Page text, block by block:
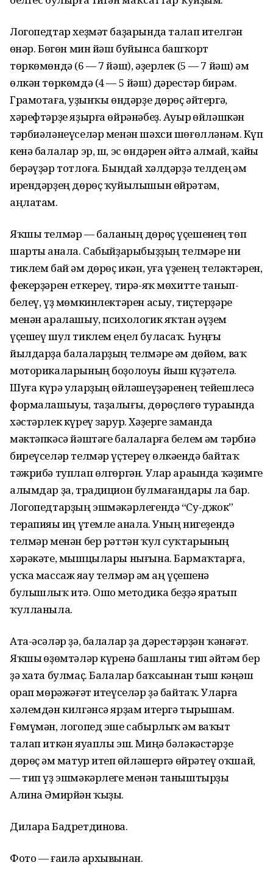
Логопедтар хеҙмәт баҙарында талап ителгән
һөнәр. Бөгөн мин йәш буйынса башҡорт
төркөмөндә (6 — 7 йәш), әҙерлек (5 — 7 йәш) һәм
өлкән төркөмдә (4 — 5 йәш) дәрестәр бирәм.
Грамотаға, һуҙынҡы өндәрҙе дөрөҫ әйтергә,
хәрефтәрҙе яҙырға өйрәнәбеҙ. Ауыр һөйләшкән
тәрбиәләнеүселәр менән шәхси шөғөлләнәм. Күп
кенә балалар эр, ш, эс өндәрен әйтә алмай, ҡайһы
берәүҙәр тотлоға. Бындай хәлдәрҙә телдең һәм
ирендәрҙең дөрөҫ ҡуйылышын өйрәтәм,
аңлатам.
Яҡшы телмәр — баланың дөрөҫ үҫешенең төп
шарты һанала. Сабыйҙарыбыҙҙың телмәре ни
тиклем бай һәм дөрөҫ икән, уға үҙенең теләктәрен,
фекерҙәрен еткереү, тирә-яҡ мөхитте танып-
белеү, үҙ мөмкинлектәрен асыу, тиҫтерҙәре
менән аралашыу, психологик яҡтан әүҙем
үҫешеү шул тиклем еңел буласаҡ. Һуңғы
йылдарҙа балаларҙың телмәре һәм дөйөм, ваҡ
моторикаларының боҙолоуы йыш күҙәтелә.
Шуға күрә уларҙың һөйләшеүҙәренең тейешлесә
формалашыуы, таҙалығы, дөрөҫлөгө тураһында
хәстәрлек күреү зарур. Хәҙерге заманда
мәктәпкәсә йәштәге балаларға белем һәм тәрбиә
биреүселәр телмәр үҫтереү өлкәһендә байтаҡ
тәжрибә туплап өлгөргән. Улар араһында ҡәҙимге
алымдар ҙа, традицион булмағандары ла бар.
Логопедтарҙың эшмәкәрлегендә “Су-джок”
терапияһы иң үтемле һанала. Уның нигеҙендә
телмәр менән бер рәттән ҡул суҡтарының
хәрәкәте, мышцылары нығына. Бармаҡтарға,
усҡа массаж яһау телмәр һәм аң үҫешенә
булышлыҡ итә. Ошо методика беҙҙә яратып
ҡулланыла.
Ата-әсәләр ҙә, балалар ҙа дәрестәрҙән ҡәнәғәт.
Яҡшы һөҙөмтәләр күренә башланы тип әйтһәм бер
ҙә хата булмаҫ. Балалар баҡсаһынан тыш кәңәш
һорап мөрәжәғәт итеүселәр ҙә байтаҡ. Уларға
хәлемдән килгәнсә ярҙам итергә тырышам.
Ғөмүмән, логопед эше сабырлыҡ һәм ваҡыт
талап иткән яуаплы эш. Миңә бәләкәстәрҙе
дөрөҫ һәм матур итеп һөйләшергә өйрәтеү оҡшай,
— тип үҙ эшмәкәрлеге менән таныштырҙы
Алина Әмирйән ҡыҙы.
Дилара Бадретдинова.
Фото — ғаилә архывынан.